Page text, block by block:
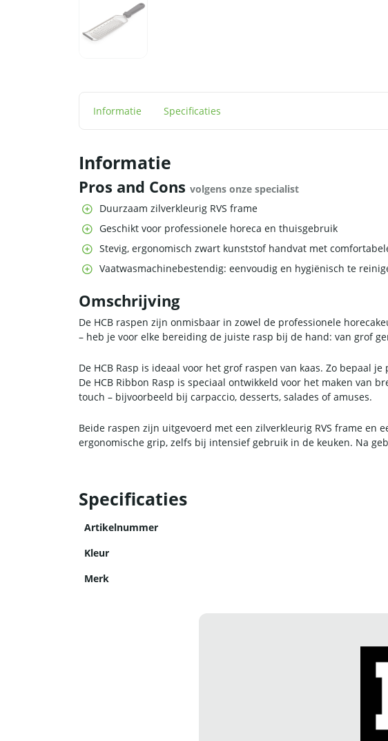
Informatie Specificaties
Informatie
Pros and Cons volgens onze specialist
Duurzaam zilverkleurig RVS frame
Geschikt voor professionele horeca en thuisgebruik
Stevig, ergonomisch zwart kunststof handvat met
Vaatwasmachinebestendig: eenvoudig en hygiënisch te
Omschrijving
De HCB raspen zijn onmisbaar in zowel de professionele
– heb je voor elke bereiding de juiste rasp bij de hand: van grof
De HCB Rasp is ideaal voor het grof raspen van kaas. Zo bepaal
De HCB Ribbon Rasp is speciaal ontwikkeld voor het maken van
touch – bijvoorbeeld bij carpaccio, desserts, salades of amuses.
Beide raspen zijn uitgevoerd met een zilverkleurig RVS frame
ergonomische grip, zelfs bij intensief gebruik in de keuken. Na
Specificaties
Artikelnummer
Kleur
Merk